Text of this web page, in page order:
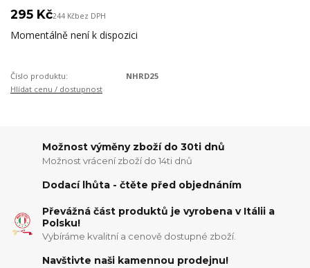
295 Kč244 Kčbez DPH
Momentálně není k dispozici
Číslo produktu:
NHRD25
Hlídat cenu / dostupnost
Možnost výměny zboží do 30ti dnů
Možnost vrácení zboží do 14ti dnů
Dodací lhůta - čtěte před objednáním
Převážná část produktů je vyrobena v Itálii a
Polsku!
Vybíráme kvalitní a cenově dostupné zboží.
Navštivte naši kamennou prodejnu!